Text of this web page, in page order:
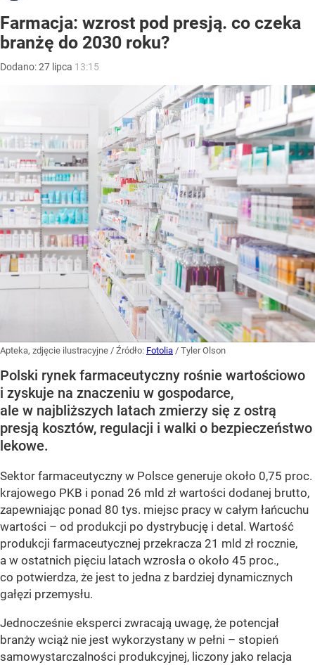
Farmacja: wzrost pod presją. co czeka
branżę do 2030 roku?
Dodano:27 lipca 13:15
Apteka, zdjęcie ilustracyjne / Źródło: Fotolia / Tyler Olson
Polski rynek farmaceutyczny rośnie wartościowo
i zyskuje na znaczeniu w gospodarce,
ale w najbliższych latach zmierzy się z ostrą
presją kosztów, regulacji i walki o bezpieczeństwo
lekowe.
Sektor farmaceutyczny w Polsce generuje około 0,75 proc.
krajowego PKB i ponad 26 mld zł wartości dodanej brutto,
zapewniając ponad 80 tys. miejsc pracy w całym łańcuchu
wartości – od produkcji po dystrybucję i detal. Wartość
produkcji farmaceutycznej przekracza 21 mld zł rocznie,
a w ostatnich pięciu latach wzrosła o około 45 proc.,
co potwierdza, że jest to jedna z bardziej dynamicznych
gałęzi przemysłu.
Jednocześnie eksperci zwracają uwagę, że potencjał
branży wciąż nie jest wykorzystany w pełni – stopień
samowystarczalności produkcyjnej, liczony jako relacja